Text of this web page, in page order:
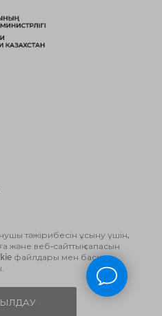
тәжірибесін ұсыну үшін,
және веб-сайттың сапасын
файлдары мен басқа